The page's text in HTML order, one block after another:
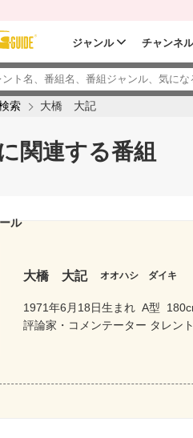
ジャンル チャンネ
索 大橋 大記
関連する番組
ル
大橋 大記 オオハシ ダイキ
1971年6月18日生まれ A型
評論家・コメンテーター タレン